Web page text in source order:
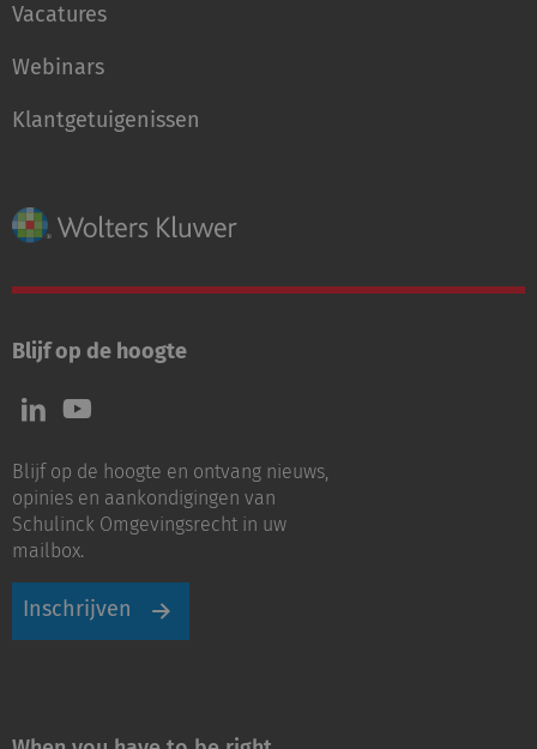
Vacatures
Webinars
Klantgetuigenissen
Blijf op de hoogte
Volg
ons
LinkedIn
Volg
ons
Youtube
Blijf op de hoogte en ontvang nieuws,
opinies en aankondigingen van
Schulinck Omgevingsrecht in uw
mailbox.
Inschrijven